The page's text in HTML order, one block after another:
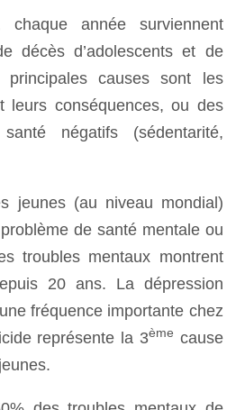
année surviennent
décès d’adolescents et de
principales causes sont les
leurs conséquences, ou des
négatifs (sédentarité,
jeunes (au niveau mondial)
de santé mentale ou
troubles mentaux montrent
20 ans. La dépression
fréquence importante chez
représente la 3ème cause